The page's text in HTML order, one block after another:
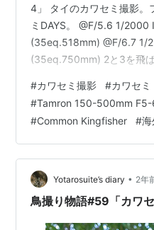
4」 タイのカワセミ撮影。
ミDAYS。 @F/5.6 1/
(35eq.518mm) @F/6.7 1/
(35eq.750mm) 2と3を飛
撮影の後に6回通いました
時間ほど待った8時43分に
るとこを撮ってたら一瞬で
ってしまった、、と思っ
現れてく…
#カワセミ撮影 #カワセミ
#Tamron 150-500mm
#Common Kingfisher #海
Yotarosuite’s diary • 2年
鳥撮り物語#59「カワセ